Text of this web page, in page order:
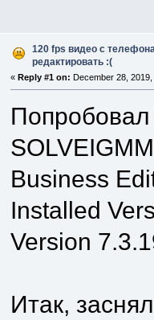
120 fps видео с
редактировать :(
« Reply #1 on: December 28,
Попробовал
Business
Installed
Version
Итак,